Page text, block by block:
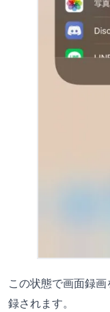
この状態で画面録
録されます。